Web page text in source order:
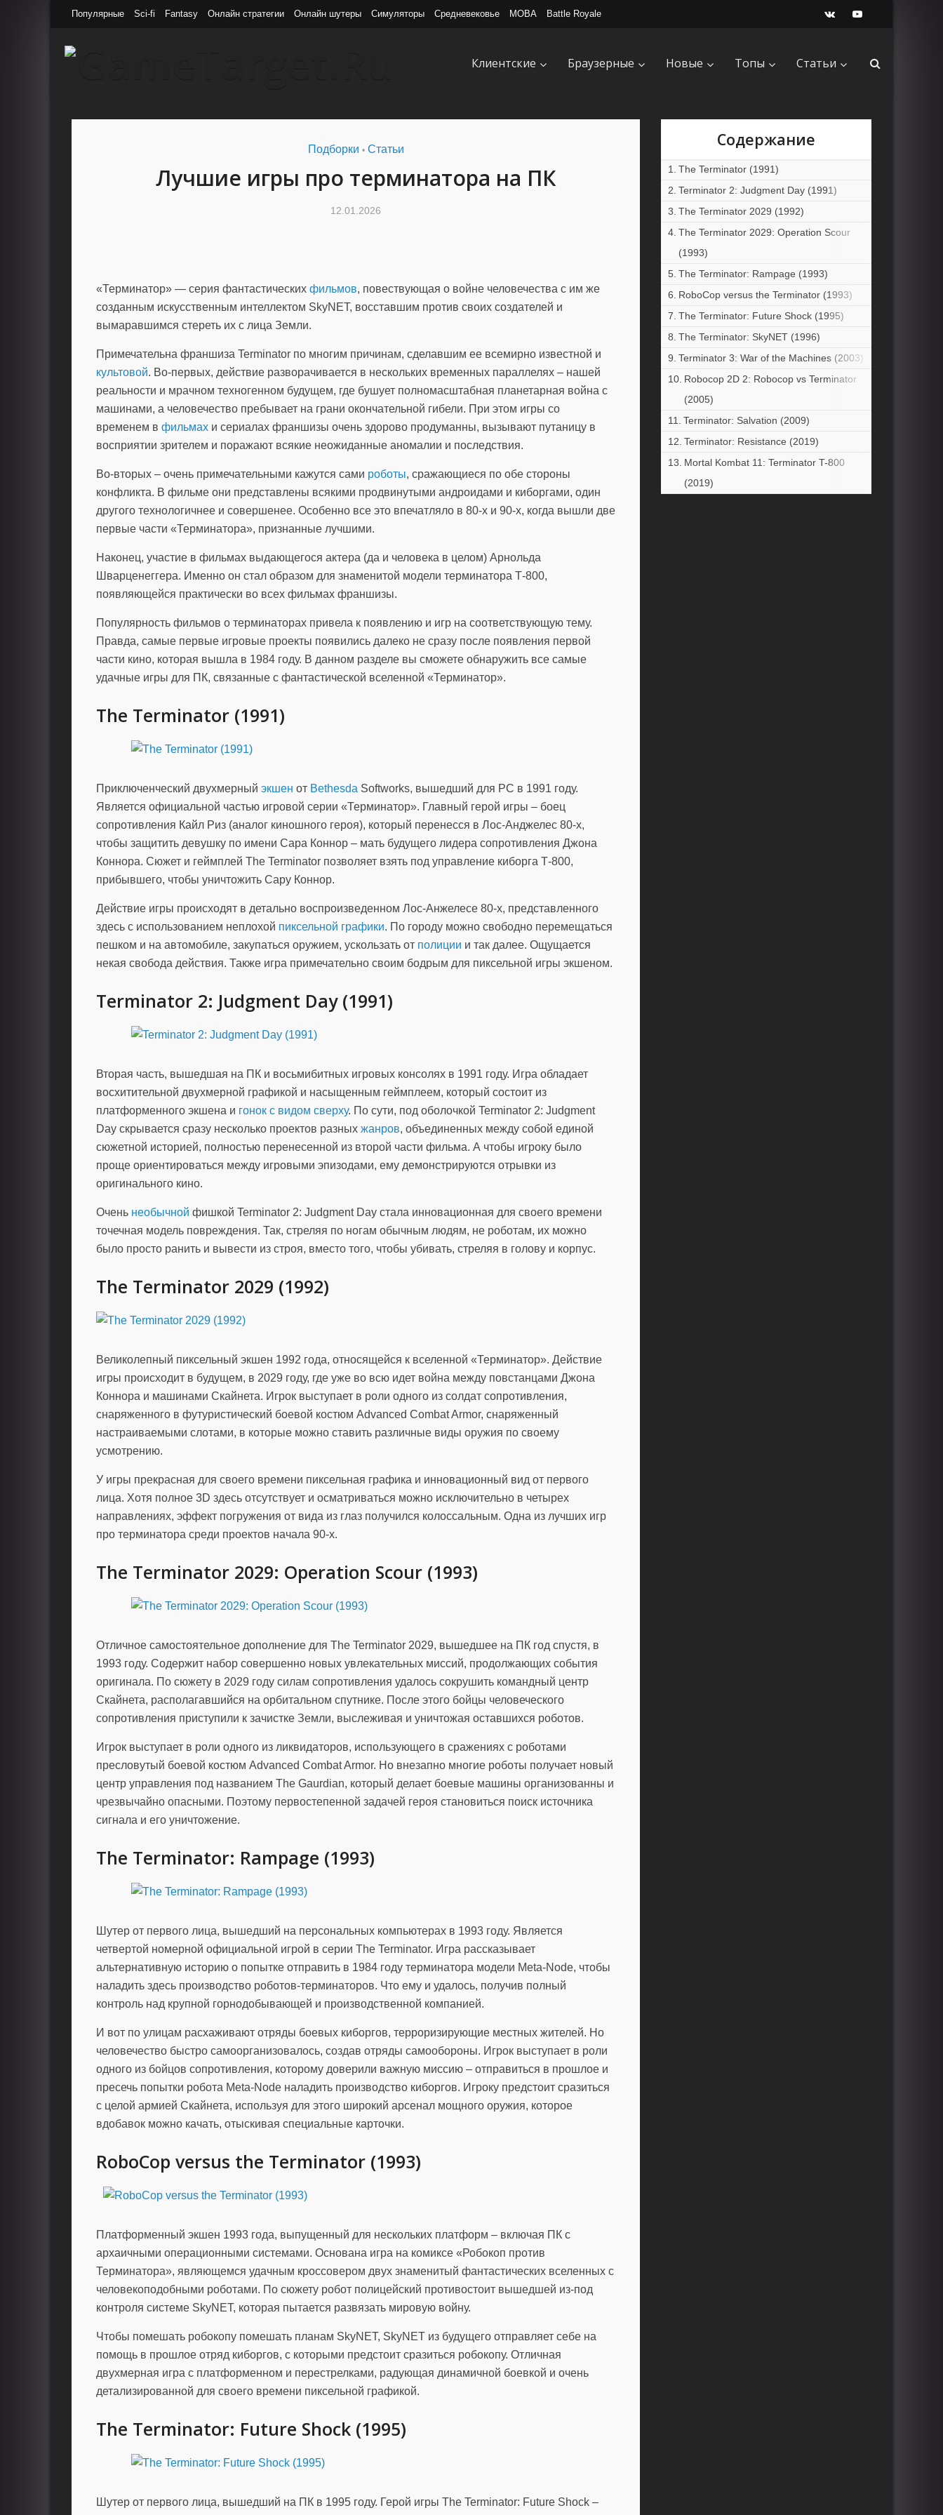
Популярные Sci-fi Fantasy Онлайн стратегии Онлайн шутеры Симуляторы Средневековье MOBA Battle Royale
Клиентские Браузерные Новые Топы Статьи
Подборки • Статьи
Лучшие игры про терминатора на ПК
12.01.2026
«Терминатор» — серия фантастических фильмов, повествующая о войне человечества с им же
созданным искусственным интеллектом SkyNET, восставшим против своих создателей и
вымаравшимся стереть их с лица Земли.
Примечательна франшиза Terminator по многим причинам, сделавшим ее всемирно известной и
культовой. Во-первых, действие разворачивается в нескольких временных параллелях – нашей
реальности и мрачном техногенном будущем, где бушует полномасштабная планетарная война с
машинами, а человечество пребывает на грани окончательной гибели. При этом игры со
временем в фильмах и сериалах франшизы очень здорово продуманны, вызывают путаницу в
восприятии зрителем и поражают всякие неожиданные аномалии и последствия.
Во-вторых – очень примечательными кажутся сами роботы, сражающиеся по обе стороны
конфликта. В фильме они представлены всякими продвинутыми андроидами и киборгами, один
другого технологичнее и совершенее. Особенно все это впечатляло в 80-х и 90-х, когда вышли две
первые части «Терминатора», признанные лучшими.
Наконец, участие в фильмах выдающегося актера (да и человека в целом) Арнольда
Шварценеггера. Именно он стал образом для знаменитой модели терминатора Т-800,
появляющейся практически во всех фильмах франшизы.
Популярность фильмов о терминаторах привела к появлению и игр на соответствующую тему.
Правда, самые первые игровые проекты появились далеко не сразу после появления первой
части кино, которая вышла в 1984 году. В данном разделе вы сможете обнаружить все самые
удачные игры для ПК, связанные с фантастической вселенной «Терминатор».
The Terminator (1991)
Приключенческий двухмерный экшен от Bethesda Softworks, вышедший для PC в 1991 году.
Является официальной частью игровой серии «Терминатор». Главный герой игры – боец
сопротивления Кайл Риз (аналог киношного героя), который перенесся в Лос-Анджелес 80-х,
чтобы защитить девушку по имени Сара Коннор – мать будущего лидера сопротивления Джона
Коннора. Сюжет и геймплей The Terminator позволяет взять под управление киборга Т-800,
прибывшего, чтобы уничтожить Сару Коннор.
Действие игры происходят в детально воспроизведенном Лос-Анжелесе 80-х, представленного
здесь с использованием неплохой пиксельной графики. По городу можно свободно перемещаться
пешком и на автомобиле, закупаться оружием, ускользать от полиции и так далее. Ощущается
некая свобода действия. Также игра примечательно своим бодрым для пиксельной игры экшеном.
Terminator 2: Judgment Day (1991)
Вторая часть, вышедшая на ПК и восьмибитных игровых консолях в 1991 году. Игра обладает
восхитительной двухмерной графикой и насыщенным геймплеем, который состоит из
платформенного экшена и гонок с видом сверху. По сути, под оболочкой Terminator 2: Judgment
Day скрывается сразу несколько проектов разных жанров, объединенных между собой единой
сюжетной историей, полностью перенесенной из второй части фильма. А чтобы игроку было
проще ориентироваться между игровыми эпизодами, ему демонстрируются отрывки из
оригинального кино.
Очень необычной фишкой Terminator 2: Judgment Day стала инновационная для своего времени
точечная модель повреждения. Так, стреляя по ногам обычным людям, не роботам, их можно
было просто ранить и вывести из строя, вместо того, чтобы убивать, стреляя в голову и корпус.
The Terminator 2029 (1992)
Великолепный пиксельный экшен 1992 года, относящейся к вселенной «Терминатор». Действие
игры происходит в будущем, в 2029 году, где уже во всю идет война между повстанцами Джона
Коннора и машинами Скайнета. Игрок выступает в роли одного из солдат сопротивления,
снаряженного в футуристический боевой костюм Advanced Combat Armor, снаряженный
настраиваемыми слотами, в которые можно ставить различные виды оружия по своему
усмотрению.
У игры прекрасная для своего времени пиксельная графика и инновационный вид от первого
лица. Хотя полное 3D здесь отсутствует и осматриваться можно исключительно в четырех
направлениях, эффект погружения от вида из глаз получился колоссальным. Одна из лучших игр
про терминатора среди проектов начала 90-х.
The Terminator 2029: Operation Scour (1993)
Отличное самостоятельное дополнение для The Terminator 2029, вышедшее на ПК год спустя, в
1993 году. Содержит набор совершенно новых увлекательных миссий, продолжающих события
оригинала. По сюжету в 2029 году силам сопротивления удалось сокрушить командный центр
Скайнета, располагавшийся на орбитальном спутнике. После этого бойцы человеческого
сопротивления приступили к зачистке Земли, выслеживая и уничтожая оставшихся роботов.
Игрок выступает в роли одного из ликвидаторов, использующего в сражениях с роботами
пресловутый боевой костюм Advanced Combat Armor. Но внезапно многие роботы получает новый
центр управления под названием The Gaurdian, который делает боевые машины организованны и
чрезвычайно опасными. Поэтому первостепенной задачей героя становиться поиск источника
сигнала и его уничтожение.
The Terminator: Rampage (1993)
Шутер от первого лица, вышедший на персональных компьютерах в 1993 году. Является
четвертой номерной официальной игрой в серии The Terminator. Игра рассказывает
альтернативную историю о попытке отправить в 1984 году терминатора модели Meta-Node, чтобы
наладить здесь производство роботов-терминаторов. Что ему и удалось, получив полный
контроль над крупной горнодобывающей и производственной компанией.
И вот по улицам расхаживают отряды боевых киборгов, терроризирующие местных жителей. Но
человечество быстро самоорганизовалось, создав отряды самообороны. Игрок выступает в роли
одного из бойцов сопротивления, которому доверили важную миссию – отправиться в прошлое и
пресечь попытки робота Meta-Node наладить производство киборгов. Игроку предстоит сразиться
с целой армией Скайнета, используя для этого широкий арсенал мощного оружия, которое
вдобавок можно качать, отыскивая специальные карточки.
RoboCop versus the Terminator (1993)
Платформенный экшен 1993 года, выпущенный для нескольких платформ – включая ПК с
архаичными операционными системами. Основана игра на комиксе «Робокоп против
Терминатора», являющемся удачным кроссовером двух знаменитый фантастических вселенных с
человекоподобными роботами. По сюжету робот полицейский противостоит вышедшей из-под
контроля системе SkyNET, которая пытается развязать мировую войну.
Чтобы помешать робокопу помешать планам SkyNET, SkyNET из будущего отправляет себе на
помощь в прошлое отряд киборгов, с которыми предстоит сразиться робокопу. Отличная
двухмерная игра с платформенном и перестрелками, радующая динамичной боевкой и очень
детализированной для своего времени пиксельной графикой.
The Terminator: Future Shock (1995)
Шутер от первого лица, вышедший на ПК в 1995 году. Герой игры The Terminator: Future Shock –
Содержание
The Terminator (1991)
Terminator 2: Judgment Day (1991)
The Terminator 2029 (1992)
The Terminator 2029: Operation Scour
(1993)
The Terminator: Rampage (1993)
RoboCop versus the Terminator (1993)
The Terminator: Future Shock (1995)
The Terminator: SkyNET (1996)
Terminator 3: War of the Machines (2003)
Robocop 2D 2: Robocop vs Terminator
(2005)
Terminator: Salvation (2009)
Terminator: Resistance (2019)
Mortal Kombat 11: Terminator T-800
(2019)